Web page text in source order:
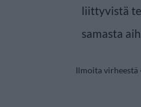
liittyvistä
samasta
Ilmoita virheestä ·